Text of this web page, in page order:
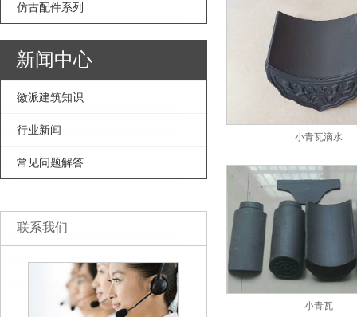
仿古配件系列
新闻中心
徽派建筑知识
行业新闻
常见问题解答
联系我们
小青瓦滴水
小青瓦